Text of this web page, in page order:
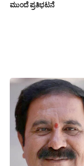
ಮುಂದೆ ಪ್ರತಿಭಟನೆ